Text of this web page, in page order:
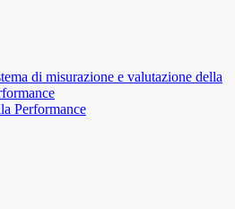
di misurazione e valutazione della
Performance